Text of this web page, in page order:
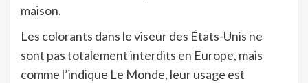
maison.
Les colorants dans le viseur des États-Unis ne
sont pas totalement interdits en Europe, mais
comme l’indique Le Monde, leur usage est